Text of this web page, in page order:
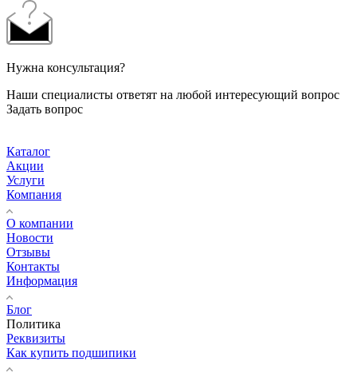
Нужна консультация?
Наши специалисты ответят на любой интересующий вопрос
Задать вопрос
Каталог
Акции
Услуги
Компания
О компании
Новости
Отзывы
Контакты
Информация
Блог
Политика
Реквизиты
Как купить подшипики